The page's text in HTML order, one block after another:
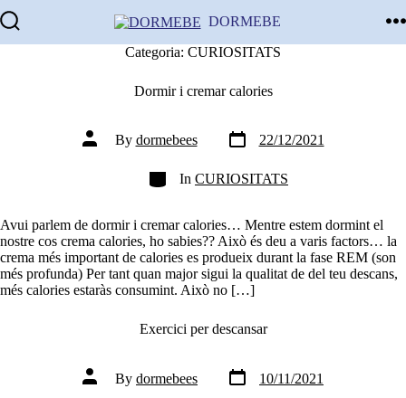
to
DORMEBE
Categoria: CURIOSITATS
Dormir i cremar calories
Post
author
By dormebees
Post
date
22/12/2021
Categories
In CURIOSITATS
Avui parlem de dormir i cremar calories… Mentre estem dormint el
nostre cos crema calories, ho sabies?? Això és deu a varis factors… la
crema més important de calories es produeix durant la fase REM (son
més profunda) Per tant quan major sigui la qualitat de del teu descans,
més calories estaràs consumint. Això no […]
Exercici per descansar
Post
author
By dormebees
Post
date
10/11/2021